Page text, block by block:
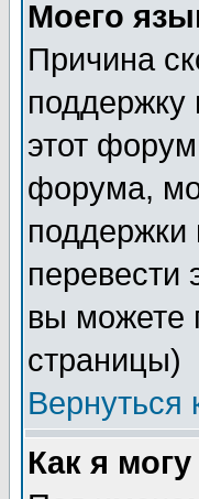
Моего
Причина
поддержку
этот
форума,
поддержки
вы можете
страницы)
Вернуться
Как я